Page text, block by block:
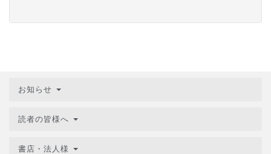
お知らせ
読者の皆様へ
書店・法人様